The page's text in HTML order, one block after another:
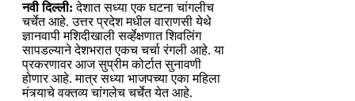
नवी दिल्ली:देशात सध्या एक घटना चांगलीच
चर्चेत आहे. उत्तर प्रदेश मधील वाराणसी येथे
ज्ञानवापी मशिदीखाली सर्व्हेक्षणात शिवलिंग
सापडल्याने देशभरात एकच चर्चा रंगली आहे. या
प्रकरणावर आज सुप्रीम कोर्टात सुनावणी
होणार आहे. मात्र सध्या भाजपच्या एका महिला
मंत्र्याचे वक्तव्य चांगलेच चर्चेत येत आहे.